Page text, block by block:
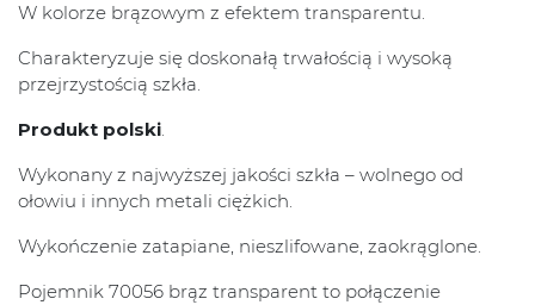
W kolorze brązowym z efektem transparentu.
Charakteryzuje się doskonałą trwałością i wysoką
przejrzystością szkła.
Produkt polski.
Wykonany z najwyższej jakości szkła – wolnego od
ołowiu i innych metali ciężkich.
Wykończenie zatapiane, nieszlifowane, zaokrąglone.
Pojemnik 70056 brąz transparent to połączenie